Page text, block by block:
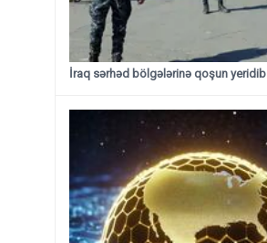
İraq sərhəd bölgələrinə qoşun yeridib